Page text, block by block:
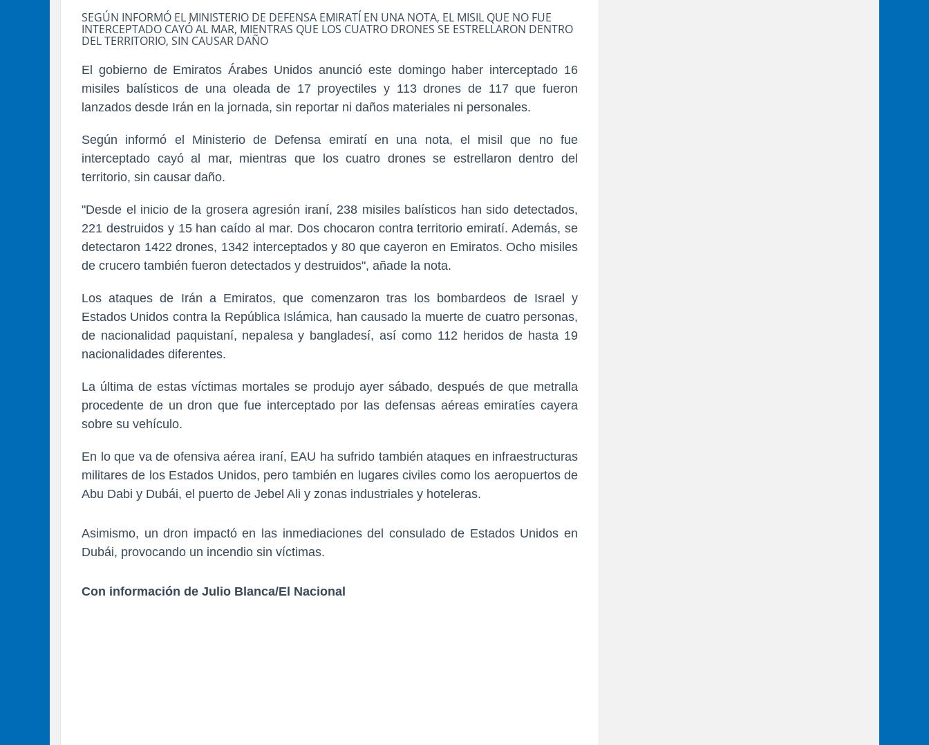
SEGÚN INFORMÓ EL MINISTERIO DE DEFENSA EMIRATÍ EN UNA NOTA, EL MISIL QUE NO FUE
INTERCEPTADO CAYÓ AL MAR, MIENTRAS QUE LOS CUATRO DRONES SE ESTRELLARON DENTRO
DEL TERRITORIO, SIN CAUSAR DAÑO
El gobierno de Emiratos Árabes Unidos anunció este domingo haber interceptado 16
misiles balísticos de una oleada de 17 proyectiles y 113 drones de 117 que fueron
lanzados desde Irán en la jornada, sin reportar ni daños materiales ni personales.
Según informó el Ministerio de Defensa emiratí en una nota, el misil que no fue
interceptado cayó al mar, mientras que los cuatro drones se estrellaron dentro del
territorio, sin causar daño.
"Desde el inicio de la grosera agresión iraní, 238 misiles balísticos han sido detectados,
221 destruidos y 15 han caído al mar. Dos chocaron contra territorio emiratí. Además, se
detectaron 1422 drones, 1342 interceptados y 80 que cayeron en Emiratos. Ocho misiles
de crucero también fueron detectados y destruidos", añade la nota.
Los ataques de Irán a Emiratos, que comenzaron tras los bombardeos de Israel y
Estados Unidos contra la República Islámica, han causado la muerte de cuatro personas,
de nacionalidad paquistaní, nepalesa y bangladesí, así como 112 heridos de hasta 19
nacionalidades diferentes.
La última de estas víctimas mortales se produjo ayer sábado, después de que metralla
procedente de un dron que fue interceptado por las defensas aéreas emiratíes cayera
sobre su vehículo.
En lo que va de ofensiva aérea iraní, EAU ha sufrido también ataques en infraestructuras
militares de los Estados Unidos, pero también en lugares civiles como los aeropuertos de
Abu Dabi y Dubái, el puerto de Jebel Ali y zonas industriales y hoteleras.
Asimismo, un dron impactó en las inmediaciones del consulado de Estados Unidos en
Dubái, provocando un incendio sin víctimas.
Con información de Julio Blanca/El Nacional